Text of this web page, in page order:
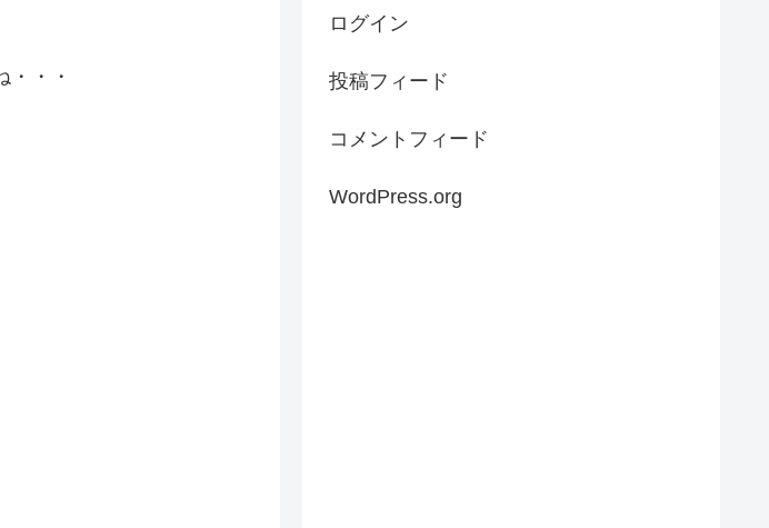
・・
ログイン
投稿フィード
コメントフィード
WordPress.org